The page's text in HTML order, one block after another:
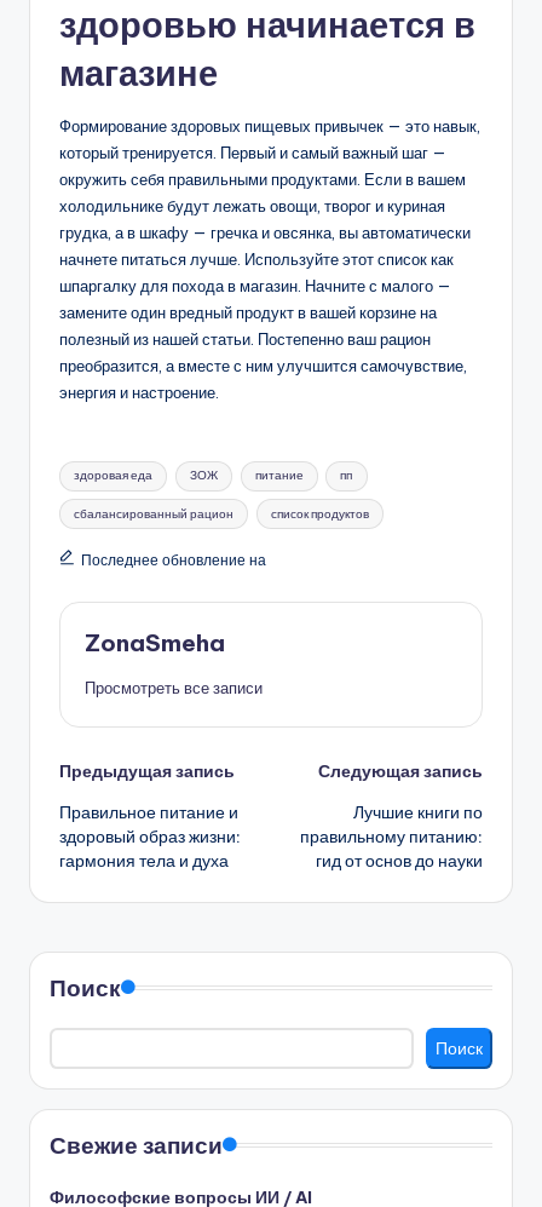
здоровью начинается в
магазине
Формирование здоровых пищевых привычек — это навык,
который тренируется. Первый и самый важный шаг —
окружить себя правильными продуктами. Если в вашем
холодильнике будут лежать овощи, творог и куриная
грудка, а в шкафу — гречка и овсянка, вы автоматически
начнете питаться лучше. Используйте этот список как
шпаргалку для похода в магазин. Начните с малого —
замените один вредный продукт в вашей корзине на
полезный из нашей статьи. Постепенно ваш рацион
преобразится, а вместе с ним улучшится самочувствие,
энергия и настроение.
Метки:
здоровая еда ЗОЖ питание пп
сбалансированный рацион список продуктов
Последнее обновление на
ZonaSmeha
Просмотреть все записи
Навигация
записи
Предыдущая запись
Правильное питание и
здоровый образ жизни:
гармония тела и духа
Следующая запись
Лучшие книги по
правильному питанию:
гид от основ до науки
Поиск
Поиск
Свежие записи
Философские вопросы ИИ / AI